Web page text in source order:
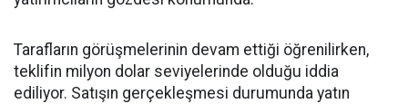
Tarafların görüşmelerinin devam ettiği öğrenilirken,
teklifin milyon dolar seviyelerinde olduğu iddia
ediliyor. Satışın gerçekleşmesi durumunda yatın